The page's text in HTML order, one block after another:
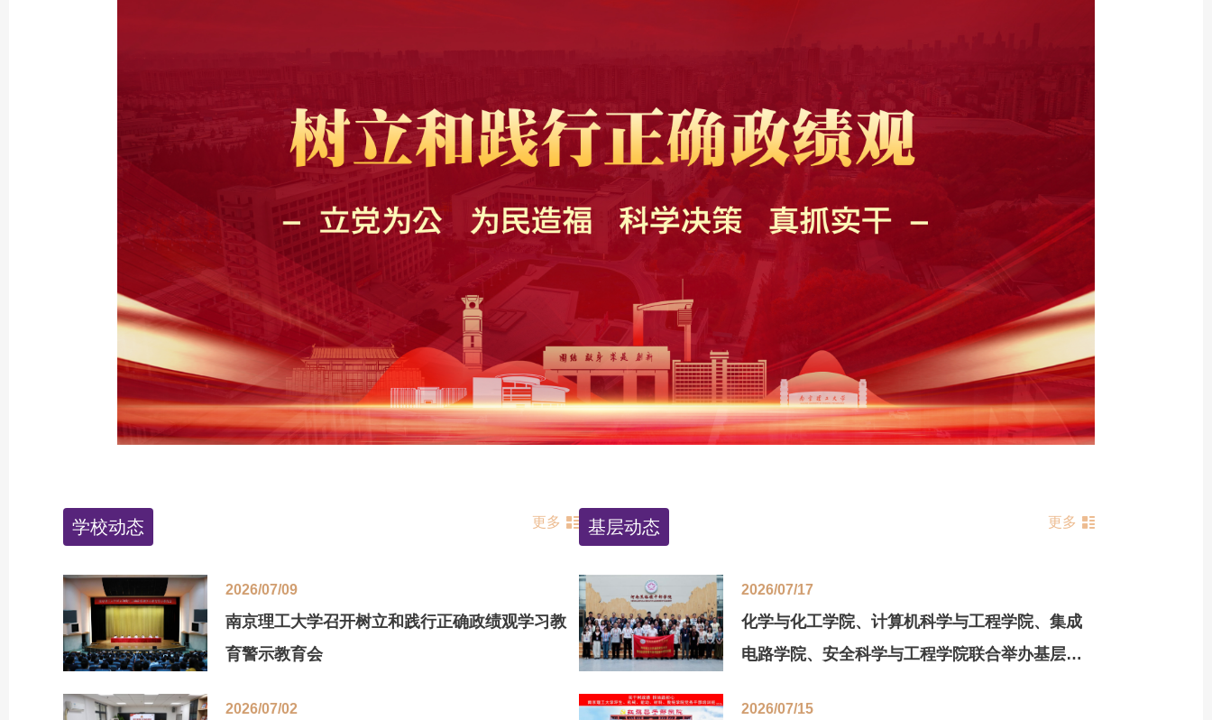
学校动态 更多
2026/07/09
南京理工大学召开树立和践行正确政绩观学习教
育警示教育会
2026/07/02
基层动态 更多
2026/07/17
化学与化工学院、计算机科学与工程学院、集成
电路学院、安全科学与工程学院联合举办基层党
2026/07/15